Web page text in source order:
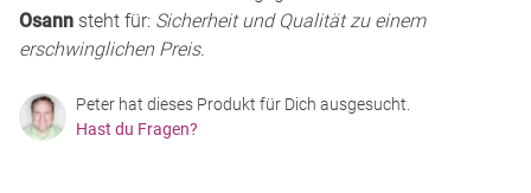
Osann steht für: Sicherheit und Qualität zu einem
erschwinglichen Preis.
Peter hat dieses Produkt für Dich ausgesucht.
Hast du Fragen?